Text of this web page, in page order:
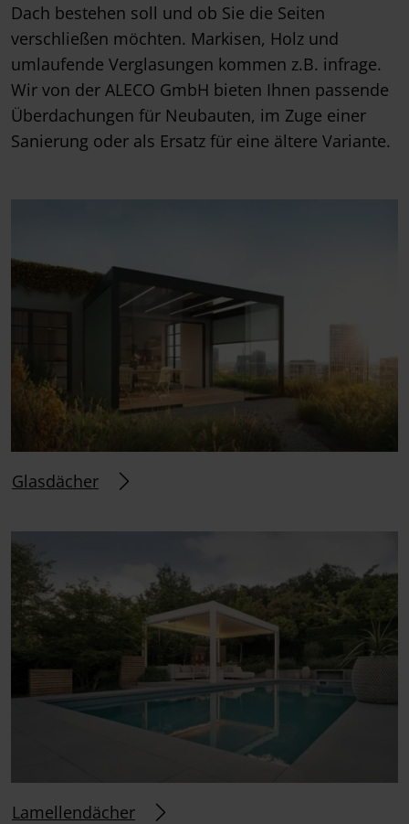
Dach bestehen soll und ob Sie die Seiten
verschließen möchten. Markisen, Holz und
umlaufende Verglasungen kommen z.B. infrage.
Wir von der ALECO GmbH bieten Ihnen passende
Überdachungen für Neubauten, im Zuge einer
Sanierung oder als Ersatz für eine ältere Variante.
Glasdächer
Lamellendächer